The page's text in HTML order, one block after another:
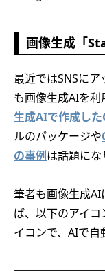
画像生成「
最近ではSNSに
も画像生成AIを利
生成AIで作成し
ルのパッケージや
の事例は話題にな
筆者も画像生成
ば、以下のアイ
イコンで、AIで自